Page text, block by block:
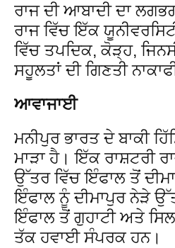
ਰਾਜ ਦੀ ਆਬਾਦੀ ਦਾ
ਰਾਜ ਵਿੱਚ ਇੱਕ
ਵਿੱਚ ਤਪਦਿਕ, ਕੋੜ੍ਹ,
ਸਹੂਲਤਾਂ ਦੀ ਗਿਣਤੀ
ਆਵਾਜਾਈ
ਮਨੀਪੁਰ ਭਾਰਤ ਦੇ ਬਾਕੀ
ਮਾੜਾ ਹੈ। ਇੱਕ ਰਾਸ਼ਟਰੀ
ਉੱਤਰ ਵਿੱਚ ਇੰਫਾਲ ਤੋਂ
ਇੰਫਾਲ ਨੂੰ ਦੀਮਾਪੁਰ ਨੇੜੇ
ਇੰਫਾਲ ਤੋਂ ਗੁਹਾਟੀ ਅਤੇ
ਤੱਕ ਹਵਾਈ ਸੰਪਰਕ ਹਨ।